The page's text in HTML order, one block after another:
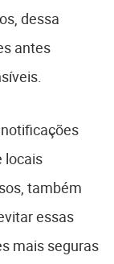
dessa
antes
locais
também
essas
mais seguras